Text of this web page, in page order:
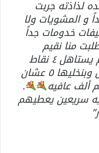
لذاذته جربت
و المشويات ولا
خدومات جداً
منا نقيم
المطعم هنا ونقيمها مطعم يستاهل ٤ نقاط
نقصنا نقطه عشان ملح الاكل وبنخليها ٥ عشان
ألف عافيه .
سريعين يعطيهم